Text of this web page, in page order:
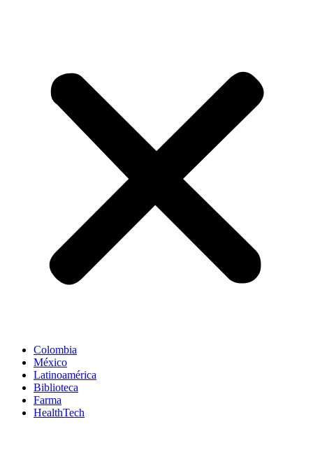
Colombia
México
Latinoamérica
Biblioteca
Farma
HealthTech